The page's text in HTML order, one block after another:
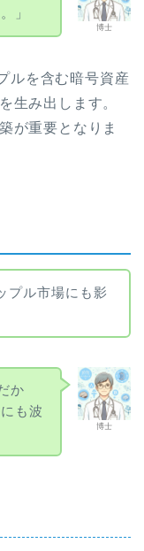
博士
」
ルを含む暗号資産
生み出します。
が重要となりま
プル市場にも影
博士
か
も波